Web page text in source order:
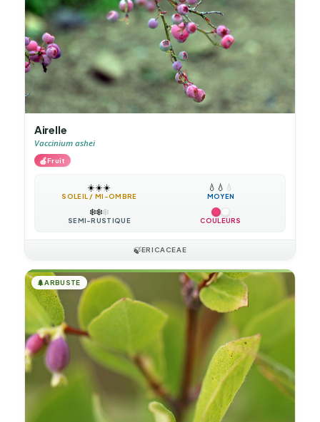
Airelle
Vaccinium ashei
🍎Fruit
☀️☀️☀️
SOLEIL / MI-OMBRE
💧 💧 💧
MOYEN
❄️❄️❄️
SEMI-RUSTIQUE COULEURS
🍃ERICACEAE
🌲ARBUSTE